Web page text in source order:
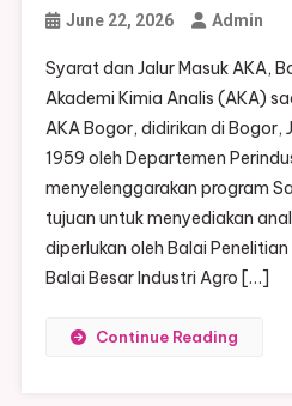
June 22, 2026 Admin
Syarat dan Jalur Masuk AKA,
Akademi Kimia Analis (AKA)
AKA Bogor, didirikan di
1959 oleh Departemen
menyelenggarakan program
tujuan untuk menyediakan
diperlukan oleh Balai
Balai Besar Industri Agro […]
Continue Reading